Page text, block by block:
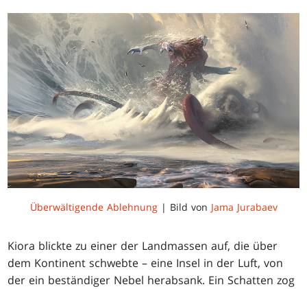
Überwältigende Ablehnung| Bild von Jama Jurabaev
Kiora blickte zu einer der Landmassen auf, die über
dem Kontinent schwebte – eine Insel in der Luft, von
der ein beständiger Nebel herabsank. Ein Schatten zog